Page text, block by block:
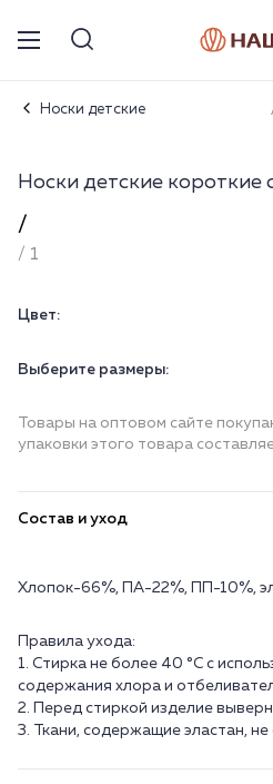
Носки детские
Носки детские короткие
/
/ 1
Цвет:
Выберите размеры:
Товары на оптовом сайте
упаковки этого товара
Состав и уход
Хлопок-66%, ПА-22%, ПП-10%,
Правила ухода:
1. Стирка не более 40 °C с
содержания хлора и
2. Перед стиркой изделие
3. Ткани, содержащие эластан,